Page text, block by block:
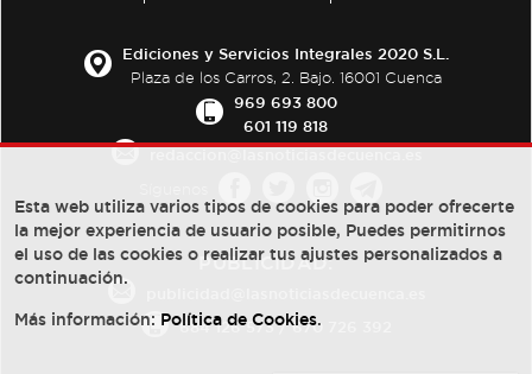
Ediciones y Servicios Integrales 2020 S.L.
Plaza de los Carros, 2. Bajo. 16001 Cuenca
969 693 800
601 119 818
PUBLICIDAD:
684 126 573/670 726 392
Esta web utiliza varios tipos de cookies para poder ofrecerte
la mejor experiencia de usuario posible, Puedes permitirnos
el uso de las cookies o realizar tus ajustes personalizados a
continuación.
Más información: Política de Cookies.